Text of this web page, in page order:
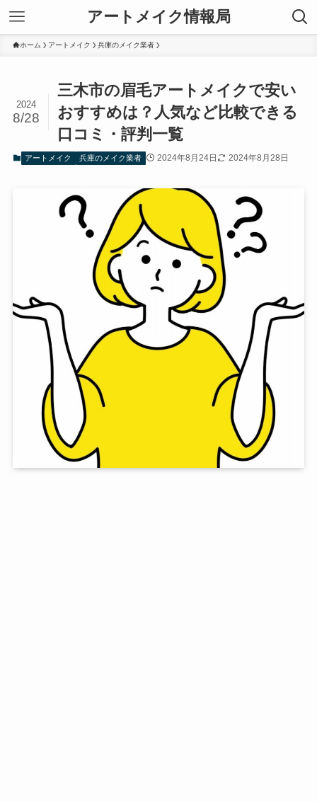
アートメイク情報局
ホーム アートメイク 兵庫のメイク業者
三木市の眉毛アートメイクで安い
おすすめは？人気など比較できる
口コミ・評判一覧
2024
8/28
アートメイク 兵庫のメイク業者 2024年8月24日 2024年8月28日